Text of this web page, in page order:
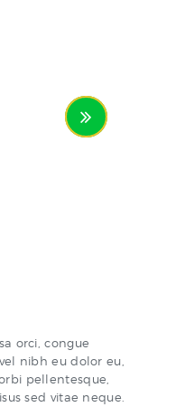
orci, congue
nibh eu dolor eu,
pellentesque,
sed vitae neque.